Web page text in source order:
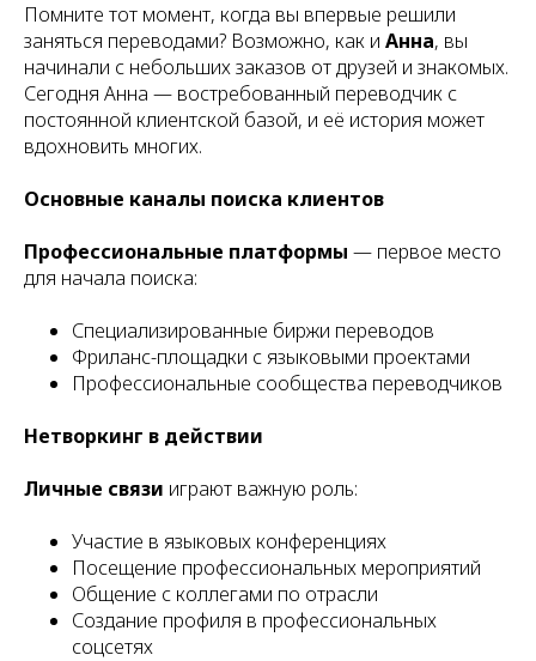
Помните тот момент, когда вы впервые решили
заняться переводами? Возможно, как и Анна, вы
начинали с небольших заказов от друзей и знакомых.
Сегодня Анна — востребованный переводчик с
постоянной клиентской базой, и её история может
вдохновить многих.
Основные каналы поиска клиентов
Профессиональные платформы — первое место
для начала поиска:
Специализированные биржи переводов
Фриланс-площадки с языковыми проектами
Профессиональные сообщества переводчиков
Нетворкинг в действии
Личные связи играют важную роль:
Участие в языковых конференциях
Посещение профессиональных мероприятий
Общение с коллегами по отрасли
Создание профиля в профессиональных
соцсетях